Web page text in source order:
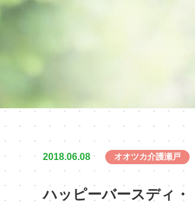
2018.06.08 オオツカ介護瀬戸
ハッピーバースディ